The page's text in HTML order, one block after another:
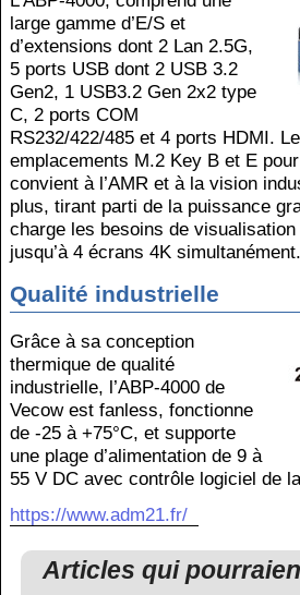
large gamme d’E/S et
d’extensions dont 2 Lan 2.5G,
5 ports USB dont 2 USB 3.2
Gen2, 1 USB3.2 Gen 2x2 type
C, 2 ports COM
RS232/422/485 et 4 ports HDMI.
emplacements M.2 Key B et E
convient à l’AMR et à la vision
plus, tirant parti de la puissance
charge les besoins de
jusqu’à 4 écrans 4K simultanément.
Qualité industrielle
Grâce à sa conception
thermique de qualité
industrielle, l’ABP-4000 de
Vecow est fanless, fonctionne
de -25 à +75°C, et supporte
une plage d’alimentation de 9 à
55 V DC avec contrôle logiciel de
https://www.adm21.fr/
Articles qui